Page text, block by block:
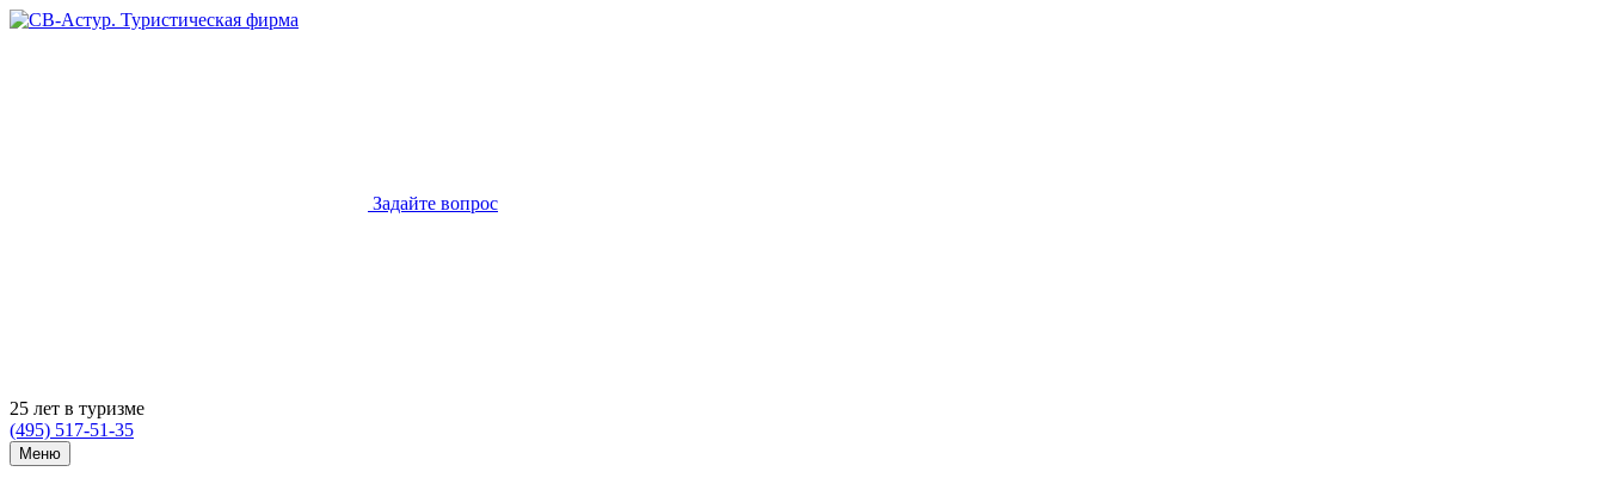
Задайте вопрос
25 лет в туризме
(495) 517-51-35
Меню